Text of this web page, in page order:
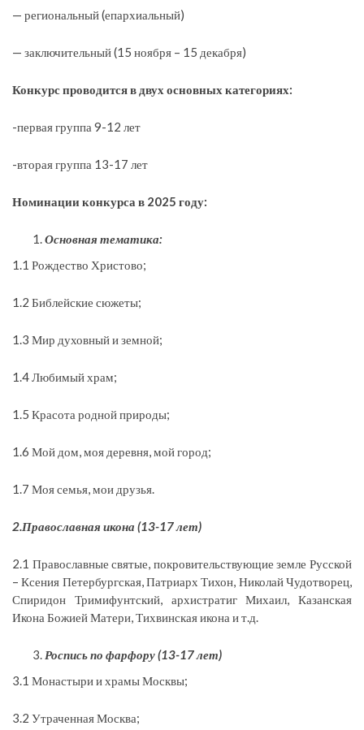
— региональный (епархиальный)
— заключительный (15 ноября – 15 декабря)
Конкурс проводится в двух основных категориях:
-первая группа 9-12 лет
-вторая группа 13-17 лет
Номинации конкурса в 2025 году:
Основная тематика:
1.1 Рождество Христово;
1.2 Библейские сюжеты;
1.3 Мир духовный и земной;
1.4 Любимый храм;
1.5 Красота родной природы;
1.6 Мой дом, моя деревня, мой город;
1.7 Моя семья, мои друзья.
2.Православная икона (13-17 лет)
2.1 Православные святые, покровительствующие земле Русской
– Ксения Петербургская, Патриарх Тихон, Николай Чудотворец,
Спиридон Тримифунтский, архистратиг Михаил, Казанская
Икона Божией Матери, Тихвинская икона и т.д.
Роспись по фарфору (13-17 лет)
3.1 Монастыри и храмы Москвы;
3.2 Утраченная Москва;